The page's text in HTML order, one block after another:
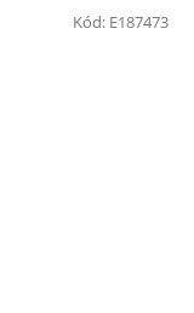
Kód: E187473